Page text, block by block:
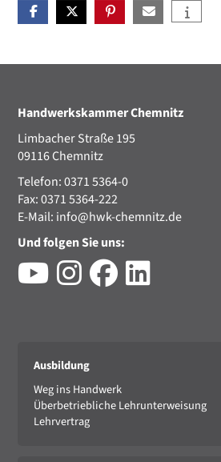
Handwerkskammer Chemnitz
Limbacher Straße 195
09116 Chemnitz
Telefon: 0371 5364-0
Fax: 0371 5364-222
E-Mail: info@hwk-chemnitz.de
Und folgen Sie uns:
Ausbildung
Weg ins Handwerk
Überbetriebliche Lehrunterweisung
Lehrvertrag